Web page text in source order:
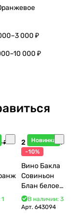
000 ₽
000 ₽
₽
Новинка
2 115 ₽2 350 ₽
-10%
Вино Бакла
Совиньон
Блан белое
сухое 750 мл
12%
В наличии: 3
Арт.643094